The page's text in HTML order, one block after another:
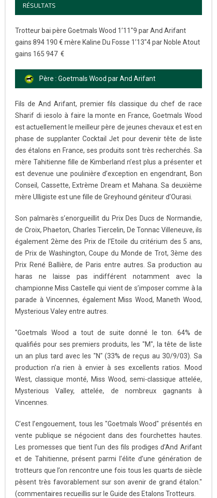
RÉSULTATS
Trotteur bai père Goetmals Wood 1’11″9 par And Arifant
gains 894 190 € mère Kaline Du Fosse 1’13″4 par Noble Atout
gains 165 947 €
Père : Goetmals Wood par And Arifant
Fils de And Arifant, premier fils classique du chef de race
Sharif di iesolo à faire la monte en France, Goetmals Wood
est actuellement le meilleur père de jeunes chevaux et est en
phase de supplanter Cocktail Jet pour devenir tête de liste
des étalons en France, ses produits sont très recherchés. Sa
mère Tahitienne fille de Kimberland n’est plus a présenter et
est devenue une poulinière d’exception en engendrant, Bon
Conseil, Cassette, Extrème Dream et Mahana. Sa deuxième
mère Ulligiste est une fille de Greyhound géniteur d’Ourasi.
Son palmarès s’enorgueillit du Prix Des Ducs de Normandie,
de Croix, Phaeton, Charles Tiercelin, De Tonnac Villeneuve, ils
également 2ème des Prix de l’Etoile du critérium des 5 ans,
de Prix de Washington, Coupe du Monde de Trot, 3ème des
Prix René Ballière, de Paris entre autres. Sa production au
haras ne laisse pas indifférent notamment avec la
championne Miss Castelle qui vient de s’imposer comme à la
parade à Vincennes, également Miss Wood, Maneth Wood,
Mysterious Valey entre autres.
"Goetmals Wood a tout de suite donné le ton. 64% de
qualifiés pour ses premiers produits, les "M", la tête de liste
un an plus tard avec les "N" (33% de reçus au 30/9/03). Sa
production n’a rien à envier à ses excellents ratios. Mood
West, classique monté, Miss Wood, semi-classique attelée,
Mysterious Valley, attelée, de nombreux gagnants à
Vincennes.
C’est l’engouement, tous les "Goetmals Wood" présentés en
vente publique se négocient dans des fourchettes hautes.
Les promesses que tient l’un des fils prodiges d’And Arifant
et de Tahitienne, présent parmi l’élite d’une génération de
trotteurs que l’on rencontre une fois tous les quarts de siècle
pèsent très favorablement sur son avenir de grand étalon."
(commentaires recueillis sur le Guide des Etalons Trotteurs.